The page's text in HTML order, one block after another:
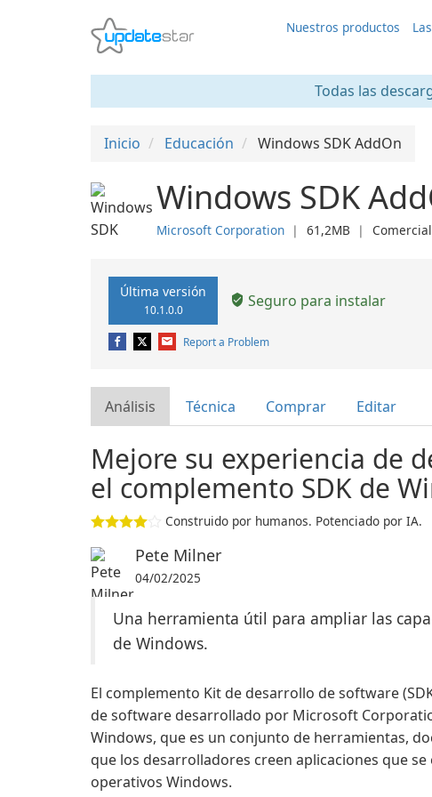
Nuestros productos
Todas las
Inicio Educación Windows SDK AddOn
Windows SDK
Microsoft Corporation ❘ 61,2MB ❘ Comercial
Última versión
10.1.0.0 Seguro para instalar
Report a Problem
Análisis Técnica Comprar Editar
Mejore su experiencia de
el complemento SDK de
Construido por humanos. Potenciado por IA.
Pete Milner
04/02/2025
Una herramienta útil para ampliar las
de Windows.
El complemento Kit de desarrollo de software
de software desarrollado por Microsoft
Windows, que es un conjunto de herramientas,
que los desarrolladores creen aplicaciones que
operativos Windows.